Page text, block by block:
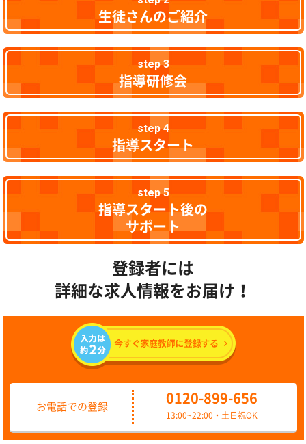
生徒さんのご紹介
step 3
指導研修会
step 4
指導スタート
step 5
指導スタート後の
サポート
登録者には
詳細な求人情報をお届け！
お電話での登録
0120-899-656
13:00~22:00・土日祝OK